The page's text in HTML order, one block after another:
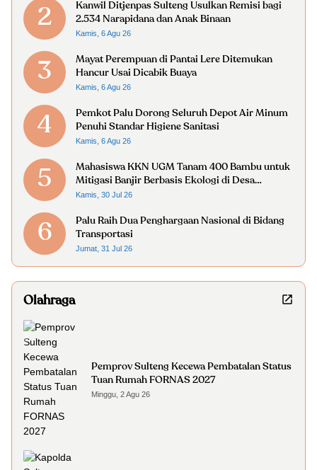
2
Kanwil Ditjenpas Sulteng Usulkan Remisi bagi
2.534 Narapidana dan Anak Binaan
Kamis, 6 Agu 26
3
Mayat Perempuan di Pantai Lere Ditemukan
Hancur Usai Dicabik Buaya
Kamis, 6 Agu 26
4
Pemkot Palu Dorong Seluruh Depot Air Minum
Penuhi Standar Higiene Sanitasi
Kamis, 6 Agu 26
5
Mahasiswa KKN UGM Tanam 400 Bambu untuk
Mitigasi Banjir Berbasis Ekologi di Desa
Limboro
Kamis, 30 Jul 26
6
Palu Raih Dua Penghargaan Nasional di Bidang
Transportasi
Jumat, 31 Jul 26
Olahraga
Pemprov Sulteng Kecewa Pembatalan Status
Tuan Rumah FORNAS 2027
Minggu, 2 Agu 26